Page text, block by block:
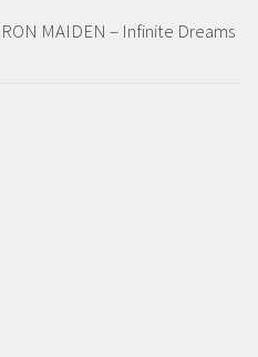
MAIDEN – Infinite Dreams